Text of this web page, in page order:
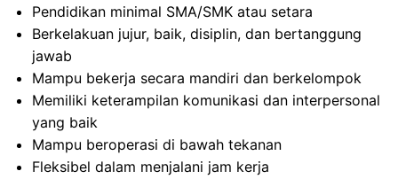
Pendidikan minimal SMA/SMK atau setara
Berkelakuan jujur, baik, disiplin, dan bertanggung
jawab
Mampu bekerja secara mandiri dan berkelompok
Memiliki keterampilan komunikasi dan interpersonal
yang baik
Mampu beroperasi di bawah tekanan
Fleksibel dalam menjalani jam kerja